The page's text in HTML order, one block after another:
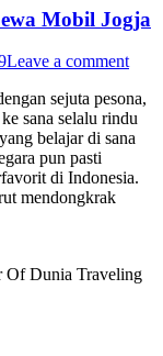
Mobil Jogja
Leave a comment
sejuta pesona,
sana selalu rindu
belajar di sana
pun pasti
di Indonesia.
mendongkrak
Of Dunia Traveling